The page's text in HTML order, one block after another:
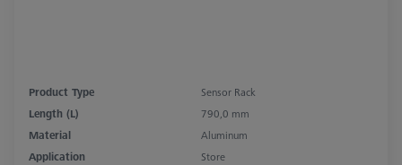
Product Type
Sensor Rack
Length (L)
790,0 mm
Material
Aluminum
Application
Store